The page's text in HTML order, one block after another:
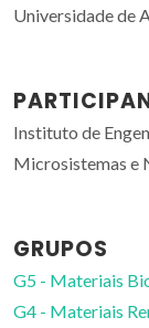
Universidade de
Instituto de
Microsistemas e
GRUPOS
G5 - Materiais
G4 - Materiais